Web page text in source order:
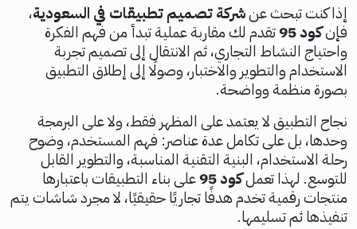
إذا كنت تبحث عنشركة تصميم تطبيقات في السعودية،
فإنكود 95
تقدم لك مقاربة عملية تبدأ من فهم الفكرة
واحتياج النشاط التجاري، ثم الانتقال إلى تصميم تجربة
الاستخدام والتطوير والاختبار، وصولًا إلى إطلاق التطبيق
بصورة منظمة وواضحة.
نجاح التطبيق لا يعتمد على المظهر فقط، ولا على البرمجة
وحدها، بل على تكامل عدة عناصر: فهم المستخدم، وضوح
رحلة الاستخدام، البنية التقنية المناسبة، والتطوير القابل
للتوسع. لهذا تعملكود 95
على بناء التطبيقات باعتبارها
منتجات رقمية تخدم هدفًا تجاريًا حقيقيًا، لا مجرد شاشات يتم
تنفيذها ثم تسليمها.